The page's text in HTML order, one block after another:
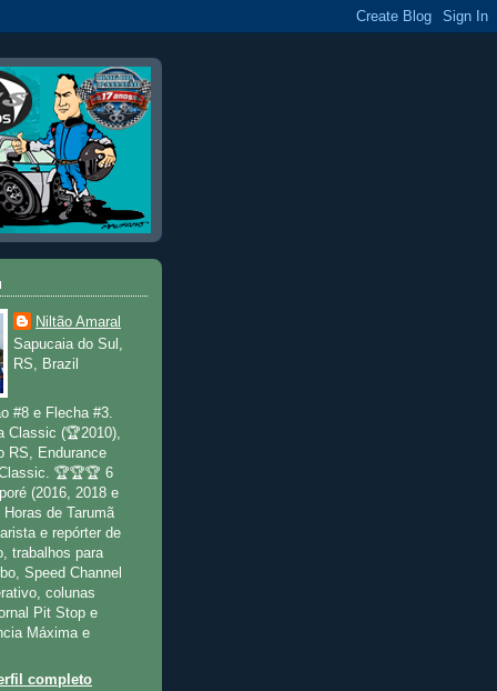
Niltão Amaral
Sapucaia do Sul,
RS, Brazil
#8 e Flecha #3.
Classic (🏆2010),
RS, Endurance
🏆🏆🏆 6
(2016, 2018 e
de Tarumã
e repórter de
trabalhos para
Speed Channel
colunas
Pit Stop e
Máxima e
completo